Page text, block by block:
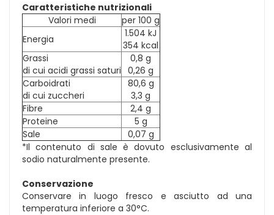
Caratteristiche nutrizionali
Valori medi
per 100 g
Energia
1.504 kJ
354 kcal
Grassi
di cui acidi grassi saturi
0,8 g
0,26 g
Carboidrati
di cui zuccheri
80,6 g
3,3 g
Fibre
2,4 g
Proteine
5 g
Sale
0,07 g
*Il contenuto di sale è dovuto esclusivamente al
sodio naturalmente presente.
Conservazione
Conservare in luogo fresco e asciutto ad una
temperatura inferiore a 30°C.